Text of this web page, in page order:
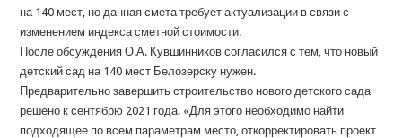
на 140 мест, но данная смета требует актуализации в связи с
изменением индекса сметной стоимости.
После обсуждения О.А. Кувшинников согласился с тем, что новый
детский сад на 140 мест Белозерску нужен.
Предварительно завершить строительство нового детского сада
решено к сентябрю 2021 года. «Для этого необходимо найти
подходящее по всем параметрам место, откорректировать проект